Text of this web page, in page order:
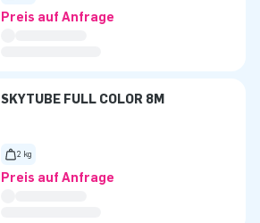
Preis auf Anfrage
SKYTUBE FULL COLOR 8M
2 kg
Preis auf Anfrage